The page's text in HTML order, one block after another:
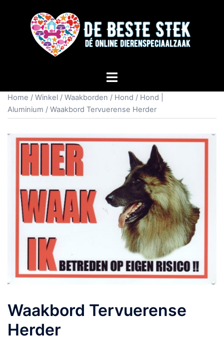
Home / Winkel / Waakborden / Hond / Hond |
Aluminium / Waakbord Tervuerense Herder
Waakbord Tervuerense
Herder